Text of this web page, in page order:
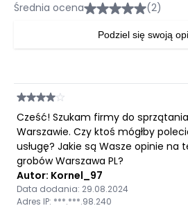
Średnia ocena (2)
Podziel się swoją
Cześć! Szukam firmy do
Warszawie. Czy ktoś mógłby
usługę? Jakie są Wasze opinie na
grobów Warszawa PL?
Autor: Kornel_97
Data dodania: 29.08.2024
Adres IP: ***.***.98.240